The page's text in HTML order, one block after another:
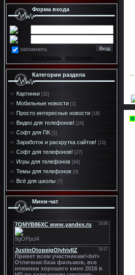
Форма входа
запомнить
Забыл пароль · Регистрация
Категории раздела
Картинки [32]
Мобильные новости [1]
Просто интересные новости [18]
Видео для телефонов! [16]
Софт для ПК [1]
Заработок и раскрутка сайтов! [10]
Софт для телефонов! [27]
Игры для телефонов [84]
Темы для телефонов [0]
Всё для школы [7]
Мини-чат
>>